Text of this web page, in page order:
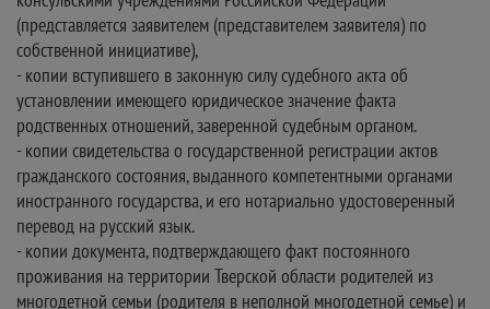
(представляется заявителем (представителем заявителя) по
собственной инициативе),
- копии вступившего в законную силу судебного акта об
установлении имеющего юридическое значение факта
родственных отношений, заверенной судебным органом.
- копии свидетельства о государственной регистрации актов
гражданского состояния, выданного компетентными органами
иностранного государства, и его нотариально удостоверенный
перевод на русский язык.
- копии документа, подтверждающего факт постоянного
проживания на территории Тверской области родителей из
многодетной семьи (родителя в неполной многодетной семье) и